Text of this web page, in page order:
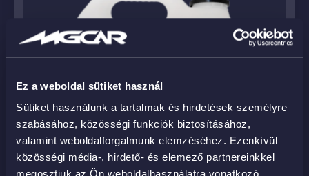
Ez a weboldal sütiket használ
Sütiket használunk a tartalmak és hirdetések személyre
szabásához, közösségi funkciók biztosításához,
valamint weboldalforgalmunk elemzéséhez. Ezenkívül
közösségi média-, hirdető- és elemező partnereinkkel